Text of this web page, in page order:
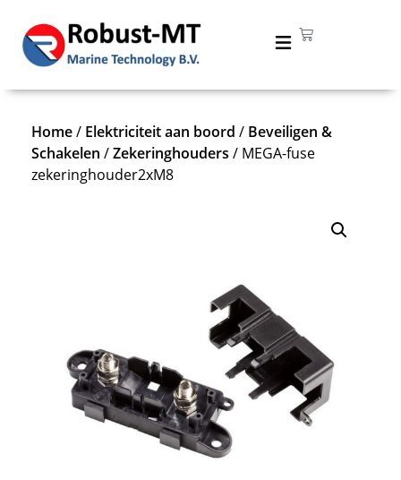
Home/ Elektriciteit aan boord / Beveiligen &
Schakelen /Zekeringhouders / MEGA-fuse
zekeringhouder2xM8